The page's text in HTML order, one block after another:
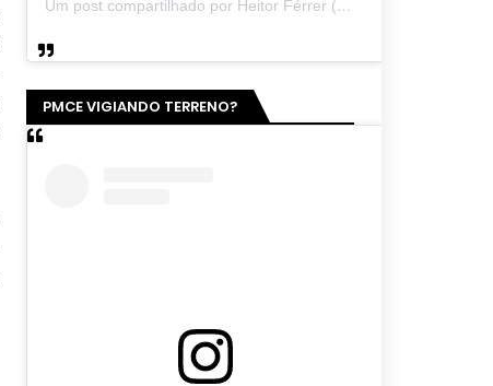
Um post compartilhado por Heitor Férrer (@heitor_ferrer77)
PMCE VIGIANDO TERRENO?